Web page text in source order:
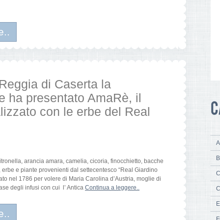
di Caserta la
ha presentato AmaRè, il
con le erbe del Real
arancia amara, camelia, cicoria, finocchietto, bacche
e piante provenienti dal settecentesco “Real Giardino
nel 1786 per volere di Maria Carolina d’Austria, moglie di
degli infusi con cui l’ Antica Continua a leggere..